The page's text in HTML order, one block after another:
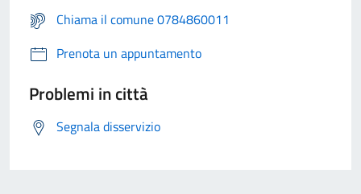
Chiama il comune 0784860011
Prenota un appuntamento
Problemi in città
Segnala disservizio